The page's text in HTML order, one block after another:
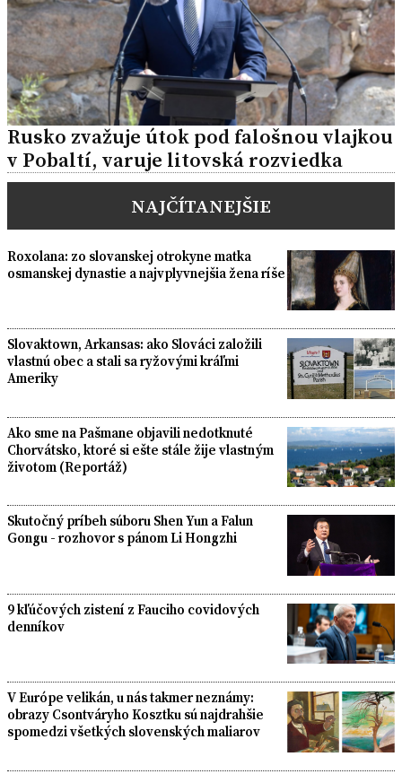
Rusko zvažuje útok pod falošnou vlajkou
v Pobaltí, varuje litovská rozviedka
NAJČÍTANEJŠIE
Roxolana: zo slovanskej otrokyne matka
osmanskej dynastie a najvplyvnejšia žena ríše
Slovaktown, Arkansas: ako Slováci založili
vlastnú obec a stali sa ryžovými kráľmi
Ameriky
Ako sme na Pašmane objavili nedotknuté
Chorvátsko, ktoré si ešte stále žije vlastným
životom (Reportáž)
Skutočný príbeh súboru Shen Yun a Falun
Gongu - rozhovor s pánom Li Hongzhi
9 kľúčových zistení z Fauciho covidových
denníkov
V Európe velikán, u nás takmer neznámy:
obrazy Csontváryho Kosztku sú najdrahšie
spomedzi všetkých slovenských maliarov